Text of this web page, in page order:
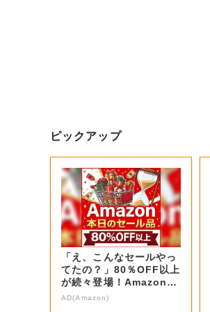
ピックアップ
「え、こんなセールやっ
てたの？」80％OFF以上
が続々登場！Amazonの
本気が...
AD(Amazon)